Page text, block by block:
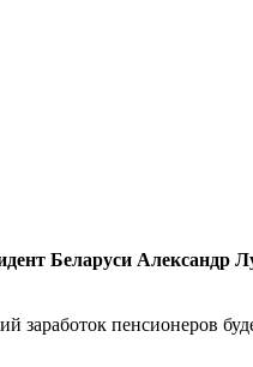
Беларуси Александр
заработок пенсионеров